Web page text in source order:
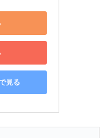
見る